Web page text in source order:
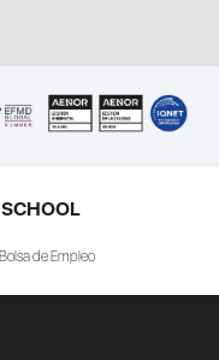
Bolsa de Empleo